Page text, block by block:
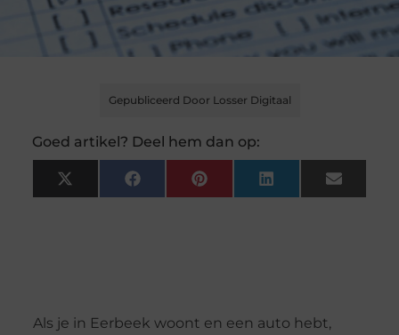
Gepubliceerd Door Losser Digitaal
Goed artikel? Deel hem dan op:
X
(Twitter)
FacebookPinterest LinkedIn Email
Als je in Eerbeek woont en een auto hebt,